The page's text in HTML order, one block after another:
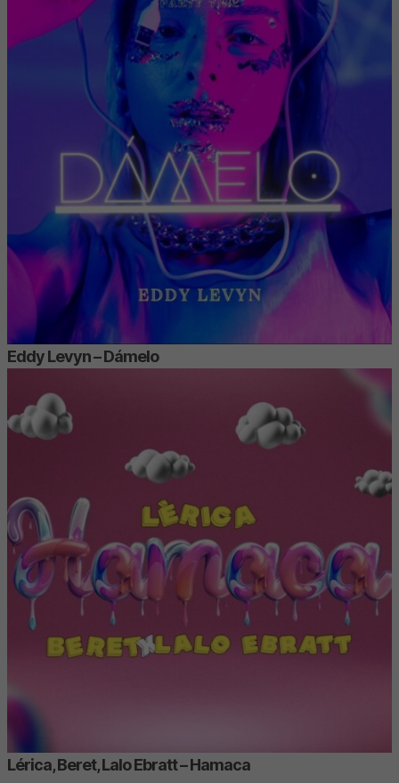
Eddy Levyn – Dámelo
Lérica, Beret, Lalo Ebratt – Hamaca